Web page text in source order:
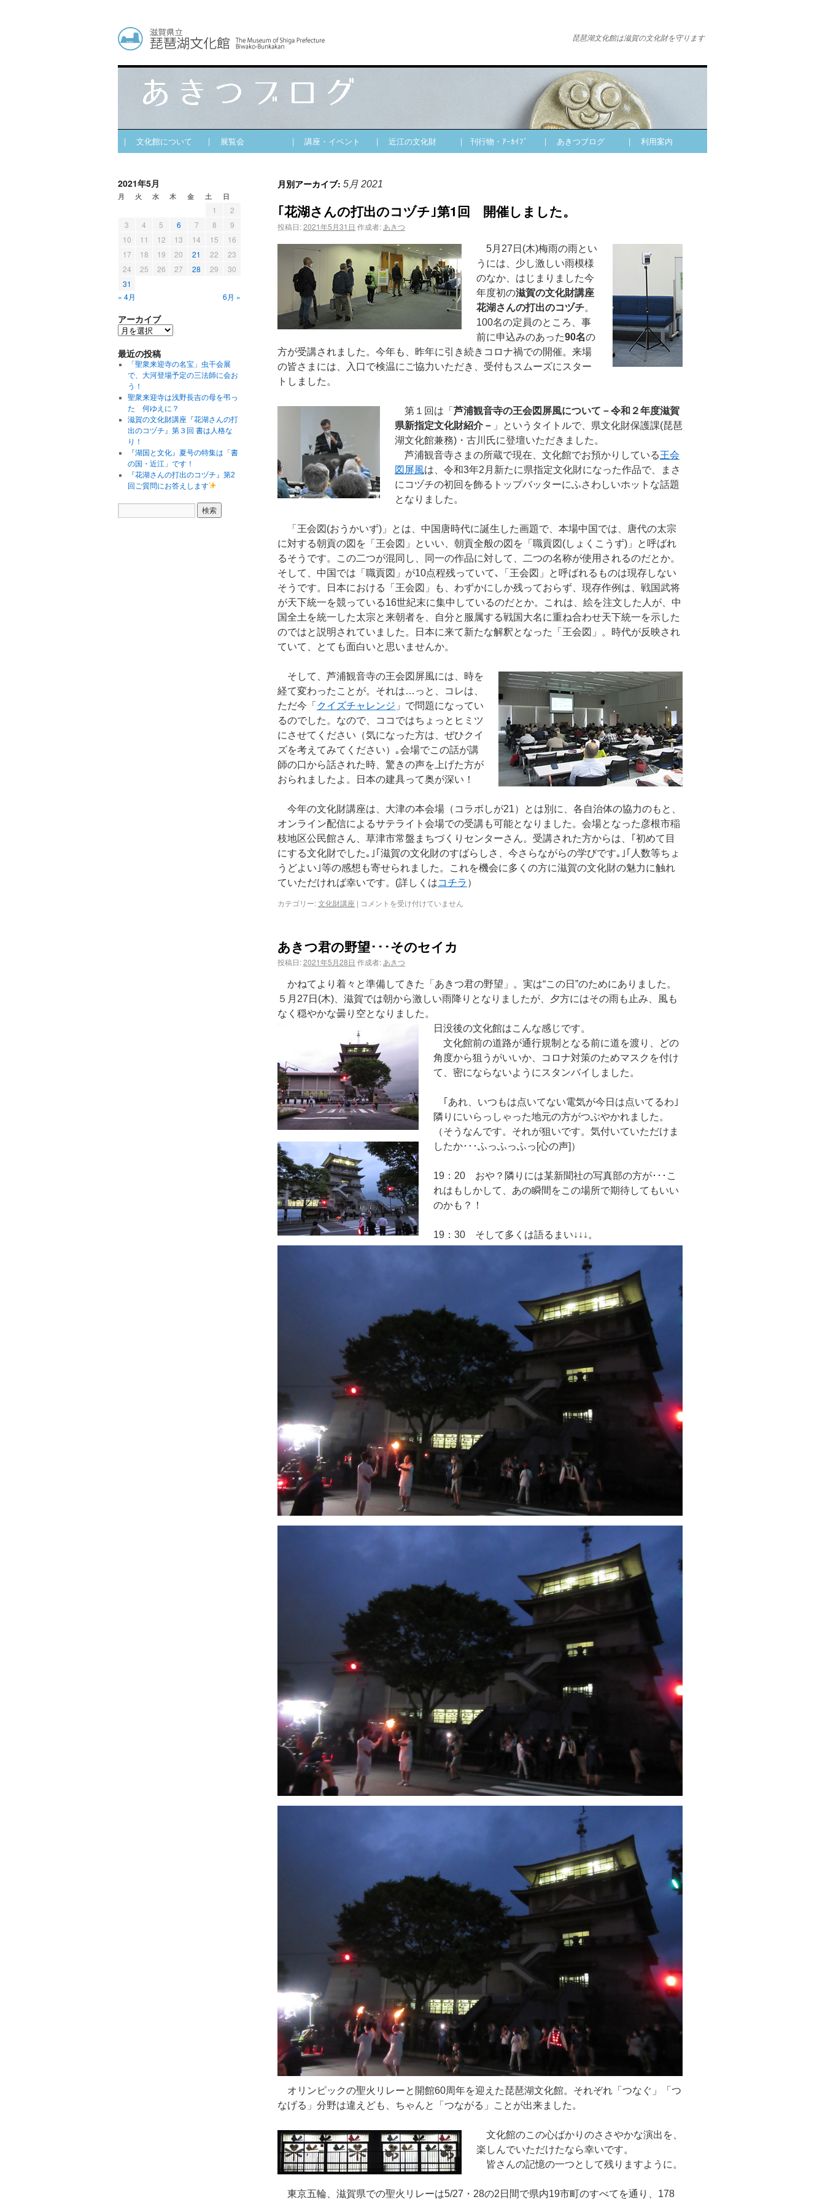
琵琶湖文化館は滋賀の文化財を守ります
| 文化館について | 展覧会 | 講座・イベント | 近江の文化財 | 刊行物・ｱｰｶｲﾌﾞ | あきつブログ | 利用案内
月別アーカイブ: 5月 2021
｢花湖さんの打出のコヅチ｣第1回 開催しました。
投稿日:2021年5月31日 作成者: あきつ
5月27日(木)梅雨の雨とい
うには、少し激しい雨模様
のなか、はじまりました今
年度初の滋賀の文化財講座
花湖さんの打出のコヅチ。
100名の定員のところ、事
前に申込みのあった90名の
方が受講されました。今年も、昨年に引き続きコロナ禍での開催。来場
の皆さまには、入口で検温にご協力いただき、受付もスムーズにスター
トしました。
第１回は「 芦浦観音寺の王会図屏風について－令和２年度滋賀
県新指定文化財紹介－ 」というタイトルで、県文化財保護課(琵琶
湖文化館兼務)・古川氏に登壇いただきました。
芦浦観音寺さまの所蔵で現在、文化館でお預かりしている王会
図屏風は、令和3年2月新たに県指定文化財になった作品で、まさ
にコヅチの初回を飾るトップバッターにふさわしいホットな話題
となりました。
「王会図(おうかいず)」とは、中国唐時代に誕生した画題で、本場中国では、唐代の太宗
に対する朝貢の図を「王会図」といい、朝貢全般の図を「職貢図(しょくこうず)」と呼ばれ
るそうです。この二つが混同し、同一の作品に対して、二つの名称が使用されるのだとか。
そして、中国では「職貢図」が10点程残っていて､「王会図」と呼ばれるものは現存しない
そうです。日本における「王会図」も、わずかにしか残っておらず、現存作例は、戦国武将
が天下統一を競っている16世紀末に集中しているのだとか。これは、絵を注文した人が、中
国全土を統一した太宗と来朝者を、自分と服属する戦国大名に重ね合わせ天下統一を示した
のではと説明されていました。日本に来て新たな解釈となった「王会図」。時代が反映され
ていて、とても面白いと思いませんか。
そして、芦浦観音寺の王会図屏風には、時を
経て変わったことが。それは…っと、コレは、
ただ今「 クイズチャレンジ 」で問題になってい
るのでした。なので、ココではちょっとヒミツ
にさせてください（気になった方は、ぜひクイ
ズを考えてみてください）｡会場でこの話が講
師の口から話された時、驚きの声を上げた方が
おられましたよ。日本の建具って奥が深い！
今年の文化財講座は、大津の本会場（コラボしが21）とは別に、各自治体の協力のもと、
オンライン配信によるサテライト会場での受講も可能となりました。会場となった彦根市稲
枝地区公民館さん、草津市常盤まちづくりセンターさん。受講された方からは、｢初めて目
にする文化財でした｡｣｢滋賀の文化財のすばらしさ、今さらながらの学びです｡｣｢人数等ちょ
うどよい｣等の感想も寄せられました。これを機会に多くの方に滋賀の文化財の魅力に触れ
ていただければ幸いです。(詳しくはコチラ ）
カテゴリー:文化財講座 | コメントを受け付けていません
あきつ君の野望･･･そのセイカ
投稿日:2021年5月28日 作成者: あきつ
かねてより着々と準備してきた「あきつ君の野望」。実は“この日”のためにありました。
５月27日(木)、滋賀では朝から激しい雨降りとなりましたが、夕方にはその雨も止み、風も
なく穏やかな曇り空となりました。
日没後の文化館はこんな感じです。
文化館前の道路が通行規制となる前に道を渡り、どの
角度から狙うがいいか、コロナ対策のためマスクを付け
て、密にならないようにスタンバイしました。
｢あれ、いつもは点いてない電気が今日は点いてるわ｣
隣りにいらっしゃった地元の方がつぶやかれました。
（そうなんです。それが狙いです。気付いていただけま
したか･･･ふっふっふっ[心の声]）
19：20 おや？隣りには某新聞社の写真部の方が･･･こ
れはもしかして、あの瞬間をこの場所で期待してもいい
のかも？！
19：30 そして多くは語るまい↓↓↓。
オリンピックの聖火リレーと開館60周年を迎えた琵琶湖文化館。それぞれ「つなぐ」「つ
なげる」分野は違えども、ちゃんと「つながる」ことが出来ました。
文化館のこの心ばかりのささやかな演出を、
楽しんでいただけたなら幸いです。
皆さんの記憶の一つとして残りますように。
東京五輪、滋賀県での聖火リレーは5/27・28の2日間で県内19市町のすべてを通り、178
2021年5月
月 火 水 木 金 土 日
« 4月 6月 »
1
2
3
4 5 6 7 8
9
10
11 12 13 14 15
16
17
18 19 20 21 22
23
24
25 26 27 28 29
30
31
アーカイブ
最近の投稿
「聖衆来迎寺の名宝」虫干会展
で、大河登場予定の三法師に会お
う！
聖衆来迎寺は浅野長吉の母を弔っ
た 何ゆえに？
滋賀の文化財講座『花湖さんの打
出のコヅチ』第３回 書は人格な
り！
『湖国と文化』夏号の特集は「書
の国・近江」です！
『花湖さんの打出のコヅチ』第2
回ご質問にお答えします